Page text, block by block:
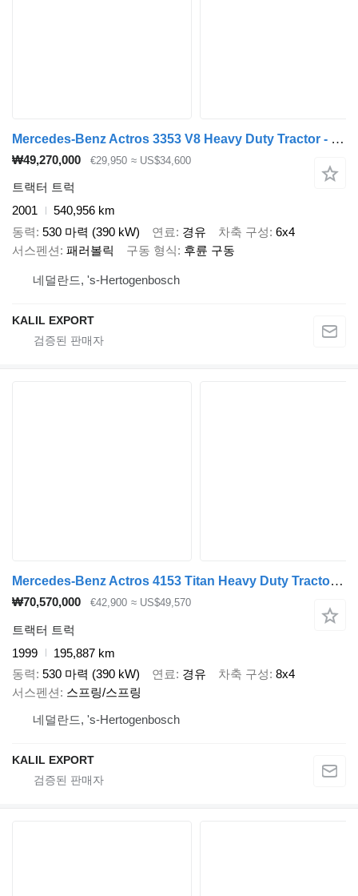
Mercedes-Benz Actros 3353 V8 Heavy Duty Tractor - 6x4 - EPS Gearbox - 3 Pedals
₩49,270,000 €29,950 ≈ US$34,600
트랙터 트럭
2001
540,956 km
동력 530 마력 (390 kW) 연료 경유 차축 구성 6x4
서스펜션 패러볼릭 구동 형식 후륜 구동
네덜란드, 's-Hertogenbosch
KALIL EXPORT
Mercedes-Benz Actros 4153 Titan Heavy Duty Tractor V8 8x4 Full Steel Suspensio
₩70,570,000 €42,900 ≈ US$49,570
트랙터 트럭
1999
195,887 km
동력 530 마력 (390 kW) 연료 경유 차축 구성 8x4
서스펜션
스프링/스프링
네덜란드, 's-Hertogenbosch
KALIL EXPORT